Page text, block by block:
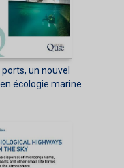
ports, un nouvel
écologie marine